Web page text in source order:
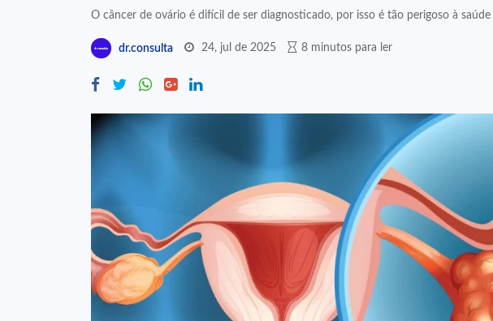
O câncer de ovário é difícil de ser diagnosticado, por isso é tão perigoso à saúde
dr.consulta 24, jul de 2025 8 minutos para ler